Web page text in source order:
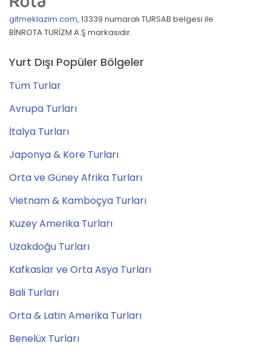
gitmeklazim.com, 13339 numaralı TURSAB belgesi ile
BİNROTA TURİZM A.Ş markasıdır.
Yurt Dışı Popüler Bölgeler
Tüm Turlar
Avrupa Turları
İtalya Turları
Japonya & Kore Turları
Orta ve Güney Afrika Turları
Vietnam & Kamboçya Turları
Kuzey Amerika Turları
Uzakdoğu Turları
Kafkaslar ve Orta Asya Turları
Bali Turları
Orta & Latin Amerika Turları
Benelüx Turları